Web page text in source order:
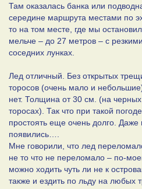
Там оказалась банка или
середине маршрута местами по
то на том месте, где мы
мельче – до 27 метров – с
соседних лунках.
Лед отличный. Без открытых
торосов (очень мало и
нет. Толщина от 30 см. (на
торосах). Так что при такой
простоять еще очень долго.
появились….
Мне говорили, что лед
не то что не переломало – по-
можно ходить чуть ли не к
также и ездить по льду на любых